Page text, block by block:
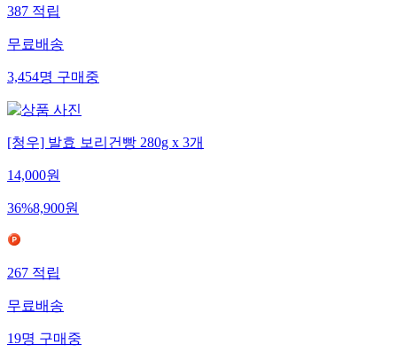
387적립
무료배송
3,454명구매중
[청우] 발효 보리건빵 280g x 3개
14,000원
36%8,900원
267적립
무료배송
19명구매중